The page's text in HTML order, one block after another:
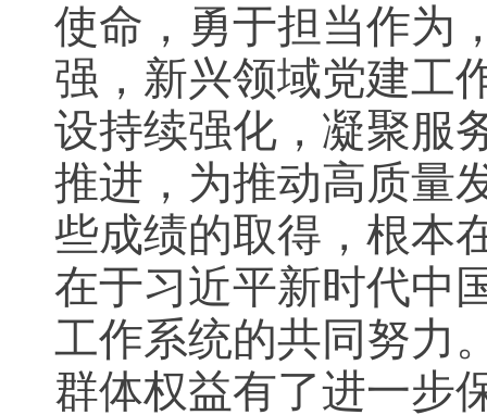
使命，勇于担当作为
强，新兴领域党建工
设持续强化，凝聚服
推进，为推动高质量
些成绩的取得，根本
在于习近平新时代中
工作系统的共同努力
群体权益有了进一步